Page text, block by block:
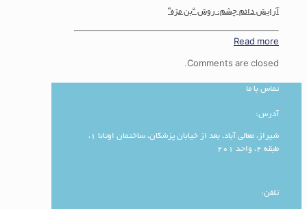
آرایش دائم چشم: روش “بن مژه”
Read more
Comments are closed.
تماس با ما
آدرس:
شیراز، معالی آباد، بعد از خیابان پزشکان، ساختمان اوتانا 1،
طبقه 2، واحد 201
تلفن: